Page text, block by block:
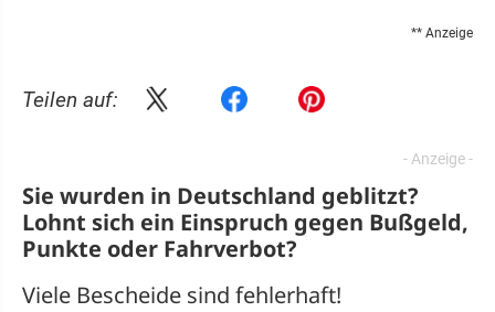
** Anzeige
Teilen auf:
Sie wurden in Deutschland geblitzt?
Lohnt sich ein Einspruch gegen Bußgeld,
Punkte oder Fahrverbot?
Viele Bescheide sind fehlerhaft!